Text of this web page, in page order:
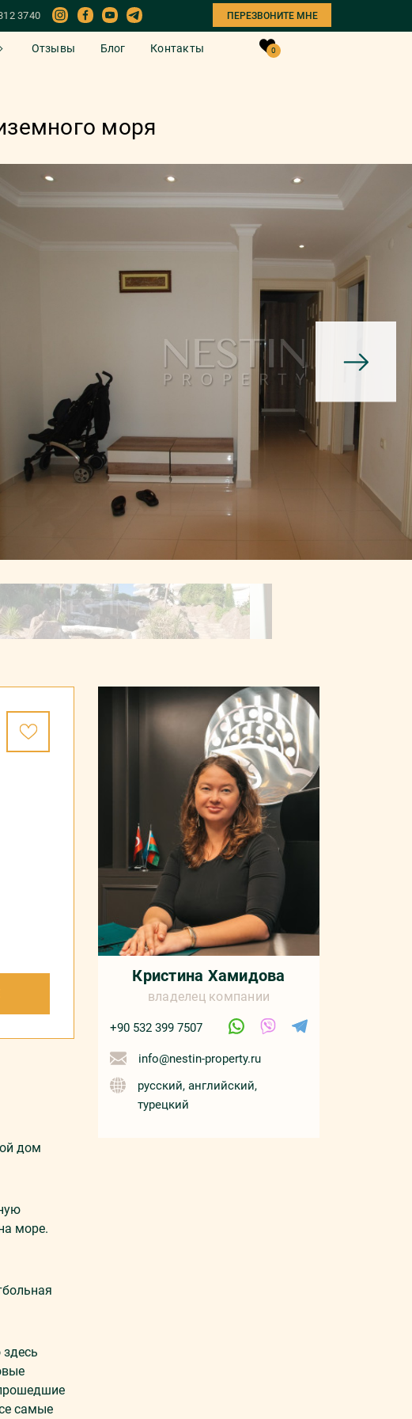
3740 ПЕРЕЗВОНИТЕ МНЕ
Отзывы Блог Контакты 0
моря
дом
море.
самые
Кристина Хамидова
владелец компании
+90 532 399 7507
info@nestin-property.ru
русский, английский,
турецкий